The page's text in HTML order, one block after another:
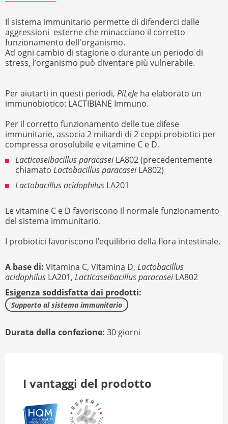
Il sistema immunitario permette di difenderci dalle
aggressioni esterne che minacciano il corretto
funzionamento dell'organismo.
Ad ogni cambio di stagione o durante un periodo di
stress, l’organismo può diventare più vulnerabile.
Per aiutarti in questi periodi, PiLeJe ha elaborato un
immunobiotico: LACTIBIANE Immuno.
Per il corretto funzionamento delle tue difese
immunitarie, associa 2 miliardi di 2 ceppi probiotici per
compressa orosolubile e vitamine C e D.
Lacticaseibacillus paracaseiLA802 (precedentemente
chiamato Lactobacillus paracaseiLA802)
Lactobacillus acidophilus LA201
Le vitamine C e D favoriscono il normale funzionamento
del sistema immunitario.
I probiotici favoriscono l’equilibrio della flora intestinale.
A base di: Vitamina C, Vitamina D, Lactobacillus
acidophilus LA201, Lacticaseibacillus paracaseiLA802
Esigenza soddisfatta dai prodotti:
Supporto al sistema immunitario
Durata della confezione: 30 giorni
I vantaggi del prodotto